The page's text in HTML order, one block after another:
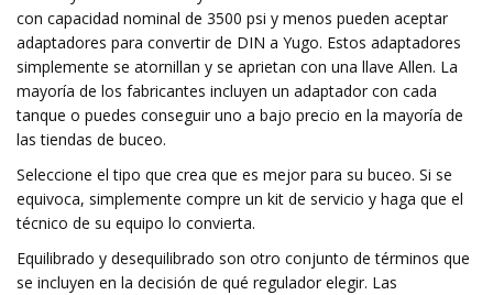
con capacidad nominal de 3500 psi y menos pueden aceptar
adaptadores para convertir de DIN a Yugo. Estos adaptadores
simplemente se atornillan y se aprietan con una llave Allen. La
mayoría de los fabricantes incluyen un adaptador con cada
tanque o puedes conseguir uno a bajo precio en la mayoría de
las tiendas de buceo.
Seleccione el tipo que crea que es mejor para su buceo. Si se
equivoca, simplemente compre un kit de servicio y haga que el
técnico de su equipo lo convierta.
Equilibrado y desequilibrado son otro conjunto de términos que
se incluyen en la decisión de qué regulador elegir. Las